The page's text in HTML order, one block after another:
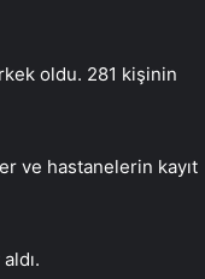
oldu. 281 kişinin
ve hastanelerin kayıt